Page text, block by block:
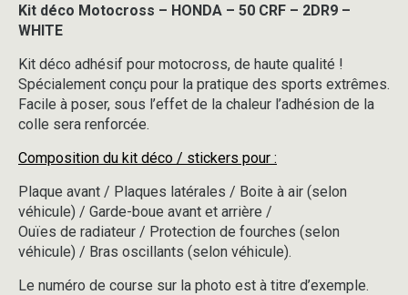
50
CRF
2DR9
-
WHITE
Kit déco Motocross – HONDA – 50 CRF – 2DR9 –
WHITE
Kit déco adhésif pour motocross, de haute qualité !
Spécialement conçu pour la pratique des sports extrêmes.
Facile à poser, sous l’effet de la chaleur l’adhésion de la
colle sera renforcée.
Composition du kit déco / stickers pour :
Plaque avant / Plaques latérales / Boite à air (selon
véhicule) / Garde-boue avant et arrière /
Ouïes de radiateur / Protection de fourches (selon
véhicule) / Bras oscillants (selon véhicule).
Le numéro de course sur la photo est à titre d’exemple.